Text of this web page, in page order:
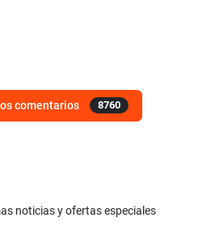
comentarios 8760
noticias y ofertas especiales